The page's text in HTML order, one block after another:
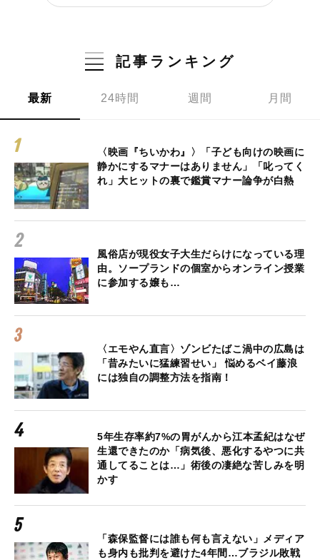
記事ランキング
最新 24時間 週間 月間
〈映画『ちいかわ』〉「子ども向けの映画に
静かにするマナーはありません」「叱ってく
れ」大ヒットの裏で鑑賞マナー論争が白熱
風俗店が現役女子大生だらけになっている理
由。ソープランドの個室からオンライン授業
に参加する嬢も…
〈エモやん直言〉ゾンビたばこ渦中の広島は
「昔みたいに猛練習せい」 悩めるベイ藤浪
には独自の調整方法を指南！
5年生存率約7%の胃がんから江本孟紀はなぜ
生還できたのか「病気後、悪化するやつに共
通してることは…」術後の凄絶な苦しみを明
かす
「森保監督には誰も何も言えない」メディア
も身内も批判を避けた4年間…ブラジル敗戦